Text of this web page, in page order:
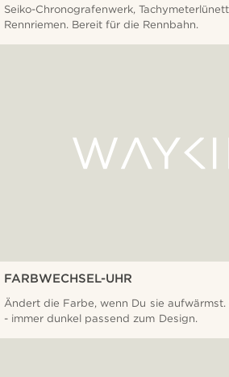
Seiko-Chronografenwerk,
Rennriemen. Bereit für die Rennbahn.
FARBWECHSEL-UHR
Ändert die Farbe, wenn Du sie aufwärmst.
- immer dunkel passend zum Design.